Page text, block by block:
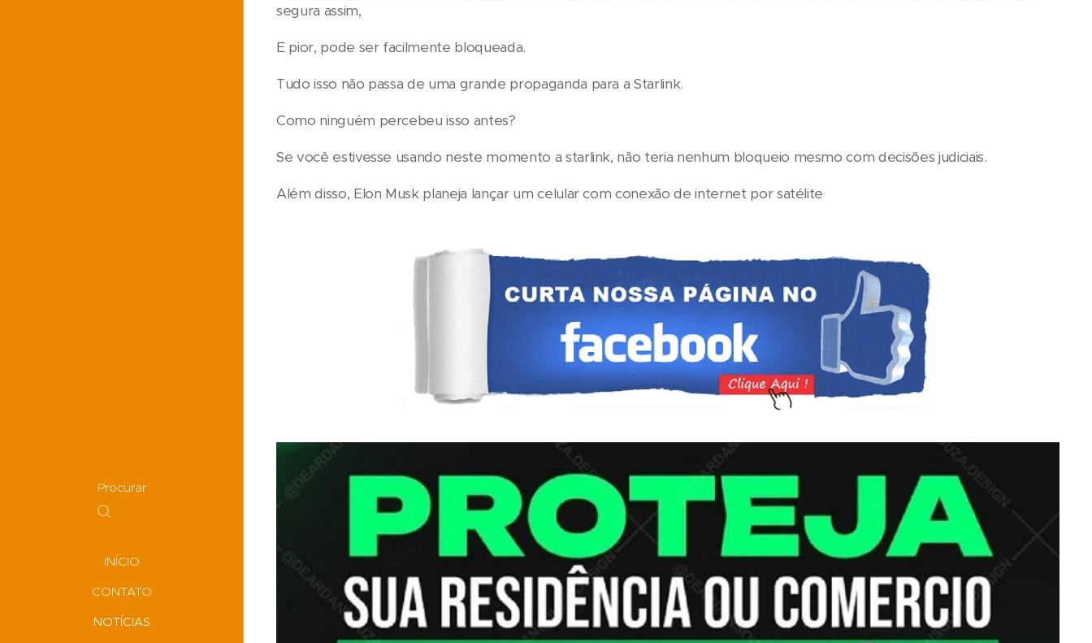
Procurar
INÍCIO
CONTATO
NOTÍCIAS
segura assim,
E pior, pode ser facilmente bloqueada.
Tudo isso não passa de uma grande propaganda para a Starlink.
Como ninguém percebeu isso antes?
Se você estivesse usando neste momento a starlink, não teria nenhum bloqueio mesmo com decisões judiciais.
Além disso, Elon Musk planeja lançar um celular com conexão de internet por satélite